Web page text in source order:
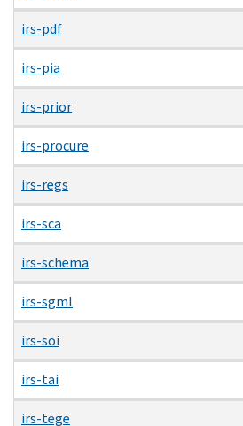
irs-pdf
irs-pia
irs-prior
irs-procure
irs-regs
irs-sca
irs-schema
irs-sgml
irs-soi
irs-tai
irs-tege